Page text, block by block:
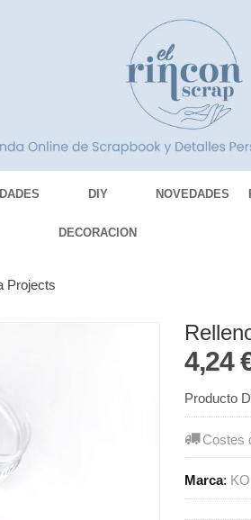
DIY
DECORACION
NOVEDADES
Projects
4,24
Producto
Costes
Marca: